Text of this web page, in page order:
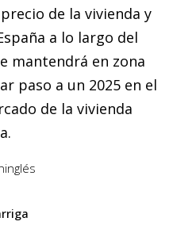
de la vivienda y
a lo largo del
mantendrá en zona
paso a un 2025 en el
de la vivienda
inglés